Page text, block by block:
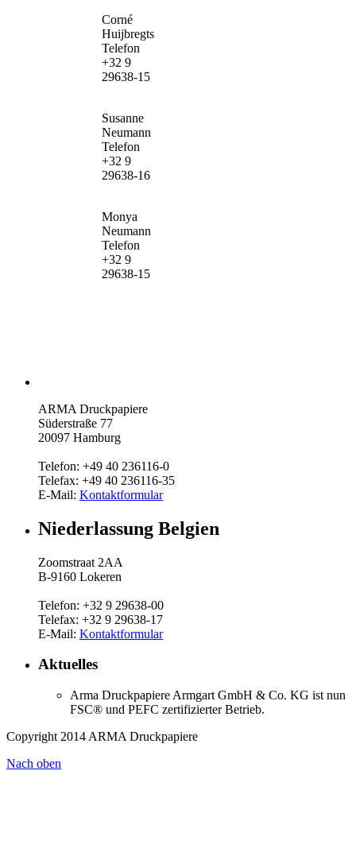
Corné
Huijbregts
Telefon
+32 9
29638-15
Susanne
Neumann
Telefon
+32 9
29638-16
Monya
Neumann
Telefon
+32 9
29638-15
ARMA Druckpapiere
Süderstraße 77
20097 Hamburg
Telefon: +49 40 236116-0
Telefax: +49 40 236116-35
E-Mail: Kontaktformular
Niederlassung Belgien
Zoomstraat 2AA
B-9160 Lokeren
Telefon: +32 9 29638-00
Telefax: +32 9 29638-17
E-Mail: Kontaktformular
Aktuelles
Arma Druckpapiere Armgart GmbH & Co. KG ist nun
FSC® und PEFC zertifizierter Betrieb.
Copyright 2014 ARMA Druckpapiere
Nach oben